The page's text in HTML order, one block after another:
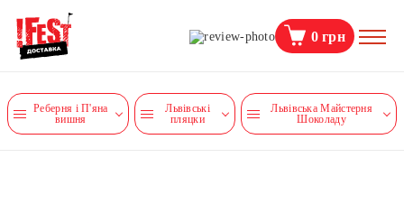
0грн
Реберня і П'яна
вишня
Львівські
пляцки
Львівська Майстерня
Шоколаду